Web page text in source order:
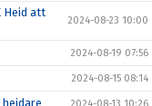
Heid att
2024-08-23 10:00
2024-08-19 07:56
2024-08-15 08:14